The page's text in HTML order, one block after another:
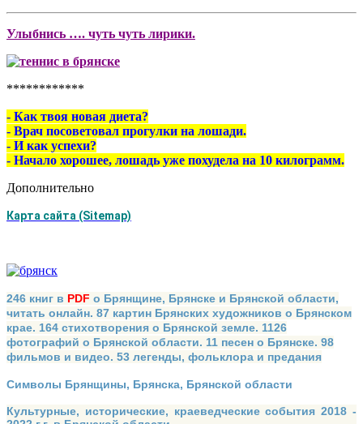
Улыбнись …. чуть чуть лирики.
************
- Как твоя новая диета?
- Врач посоветовал прогулки на лошади.
- И как успехи?
- Начало хорошее, лошадь уже похудела на 10 килограмм.
Дополнительно
Карта сайта (Sitemap)
246 книг в PDF о Брянщине, Брянске и Брянской области,
читать онлайн. 87 картин Брянских художников о Брянском
крае. 164 стихотворения о Брянской земле. 1126
фотографий о Брянской области. 11 песен о Брянске. 98
фильмов и видео. 53 легенды, фольклора и предания
Символы Брянщины, Брянска, Брянской области
Культурные, исторические, краеведческие события 2018 -